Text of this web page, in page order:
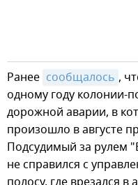
Ранее сообщалось ,
одному году колонии-
дорожной аварии, в
произошло в августе
Подсудимый за рулем
не справился с